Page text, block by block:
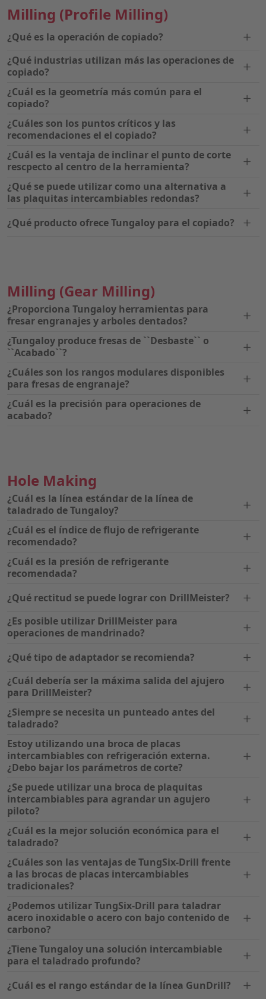
Milling (Profile Milling)
¿Qué es la operación de copiado?
¿Qué industrias utilizan más las operaciones de
copiado?
¿Cuál es la geometría más común para el
copiado?
¿Cuáles son los puntos críticos y las
recomendaciones el el copiado?
¿Cuál es la ventaja de inclinar el punto de corte
rescpecto al centro de la herramienta?
¿Qué se puede utilizar como una alternativa a
las plaquitas intercambiables redondas?
¿Qué producto ofrece Tungaloy para el copiado?
Milling (Gear Milling)
¿Proporciona Tungaloy herramientas para
fresar engranajes y arboles dentados?
¿Tungaloy produce fresas de ``Desbaste`` o
``Acabado``?
¿Cuáles son los rangos modulares disponibles
para fresas de engranaje?
¿Cuál es la precisión para operaciones de
acabado?
Hole Making
¿Cuál es la línea estándar de la línea de
taladrado de Tungaloy?
¿Cuál es el índice de flujo de refrigerante
recomendado?
¿Cuál es la presión de refrigerante
recomendada?
¿Qué rectitud se puede lograr con DrillMeister?
¿Es posible utilizar DrillMeister para
operaciones de mandrinado?
¿Qué tipo de adaptador se recomienda?
¿Cuál debería ser la máxima salida del ajujero
para DrillMeister?
¿Siempre se necesita un punteado antes del
taladrado?
Estoy utilizando una broca de placas
intercambiables con refrigeración externa.
¿Debo bajar los parámetros de corte?
¿Se puede utilizar una broca de plaquitas
intercambiables para agrandar un agujero
piloto?
¿Cuál es la mejor solución económica para el
taladrado?
¿Cuáles son las ventajas de TungSix-Drill frente
a las brocas de placas intercambiables
tradicionales?
¿Podemos utilizar TungSix-Drill para taladrar
acero inoxidable o acero con bajo contenido de
carbono?
¿Tiene Tungaloy una solución intercambiable
para el taladrado profundo?
¿Cuál es el rango estándar de la línea GunDrill?